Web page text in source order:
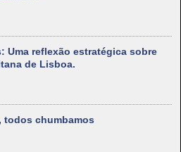
Uma reflexão estratégica sobre
de Lisboa.
todos chumbamos